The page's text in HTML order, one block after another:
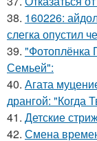
38. 160226:
слегка опустил
39. "Фотоплёнка
Семьей":
40. Агата
дрангой: "Когда
41. Детские
42. Смена